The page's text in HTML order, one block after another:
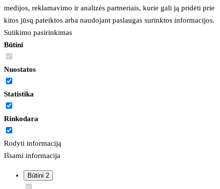
medijos, reklamavimo ir analizės partneriais, kurie gali ją pridėti prie
kitos jūsų pateiktos arba naudojant paslaugas surinktos informacijos.
Sutikimo pasirinkimas
Būtini
Nuostatos
Statistika
Rinkodara
Rodyti informaciją
Išsami informacija
Būtini 2